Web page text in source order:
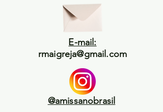
E-mail:
rmaigreja@gmail.com
@amissanobrasil